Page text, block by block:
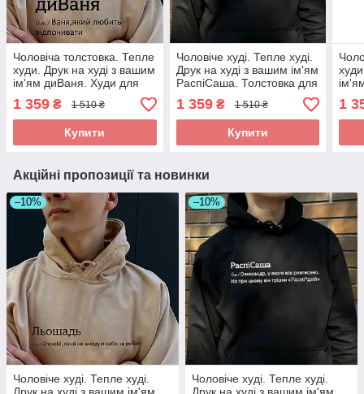
Чоловіча толстовка. Тепле
худи. Друк на худі з вашим
ім'ям диВаня. Худи для
1 359 ₴ 1 510 ₴
Купити
Чоловіче худі. Тепле худі.
Друк на худі з вашим ім'ям
РаспіСаша. Толстовка для
1 359₴ 1 510 ₴
Купити
1
Акційні пропозиції та новинки
–10%
Чоловіче худі. Тепле худі.
–10%
Чоловіче худі. Тепле худі.